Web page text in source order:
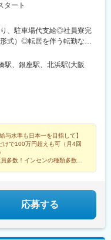
タート
、駐車場代支給◎社員寮完
式）◎転居を伴う転勤なし※
）■全国の催事会場での勤
め各拠点へのオフィス出勤
大阪・兵庫を中心に、北海
は直行直帰スタイルです。
談のうえ、本人同意のもと
東区■大阪拠点大阪府大阪
仙台エリア）・群馬県・新
・長野県・岐阜県・広島
県（福岡県一部含む）・沖
駅、銀座駅、北浜駅(大阪
与水準も日本一を目指して】
けで100万円超えも可（月4回
多数！インセンの種類多数
応募する